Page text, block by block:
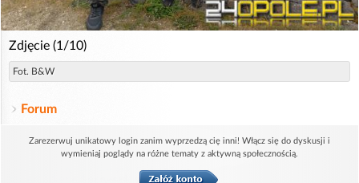
Zdjęcie (1/10)
Fot. B&W
Forum
Zarezerwuj unikatowy login zanim wyprzedzą cię inni! Włącz się do dyskusji i
wymieniaj poglądy na różne tematy z aktywną społecznością.